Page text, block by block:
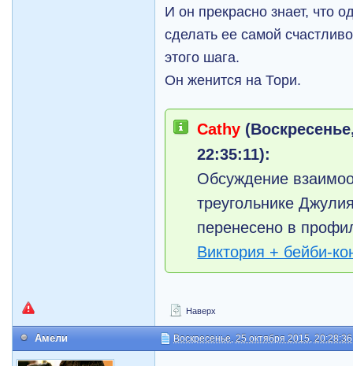
И он прекрасно знает, что
сделать ее самой
этого шага.
Он женится на Тори.
Cathy
22:35:11):
Обсуждение
треугольнике
перенесено в
Виктория + бейби-
Наверх
Амели Воскресенье, 25 октября 2015, 20:28:36